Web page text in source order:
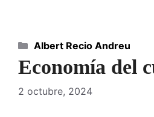
Economía del
2 octubre, 2024
Categorías
Albert Recio Andreu